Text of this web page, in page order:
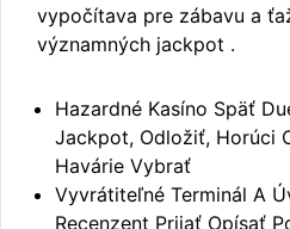
vypočítava pre zábavu a
významných jackpot .
Hazardné Kasíno Späť
Jackpot, Odložiť, Horúci
Havárie Vybrať
Vyvrátiteľné Terminál A
Recenzent Prijať Opísať